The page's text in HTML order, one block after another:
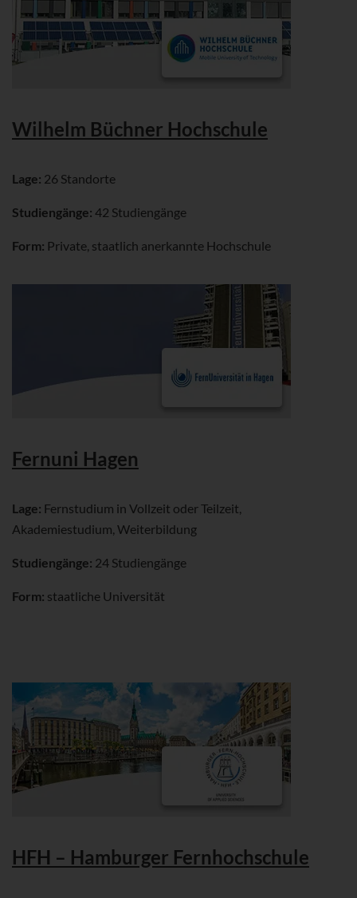
Wilhelm Büchner Hochschule
Lage: 26 Standorte
Studiengänge: 42 Studiengänge
Form: Private, staatlich anerkannte Hochschule
Fernuni Hagen
Lage: Fernstudium in Vollzeit oder Teilzeit,
Akademiestudium, Weiterbildung
Studiengänge: 24 Studiengänge
Form: staatliche Universität
HFH – Hamburger Fernhochschule